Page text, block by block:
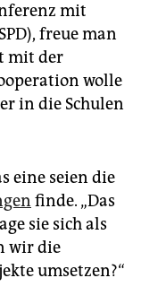
mit
freue man
mit der
wolle
in die Schulen
eine seien die
finde. „Das
sie sich als
wir die
umsetzen?“